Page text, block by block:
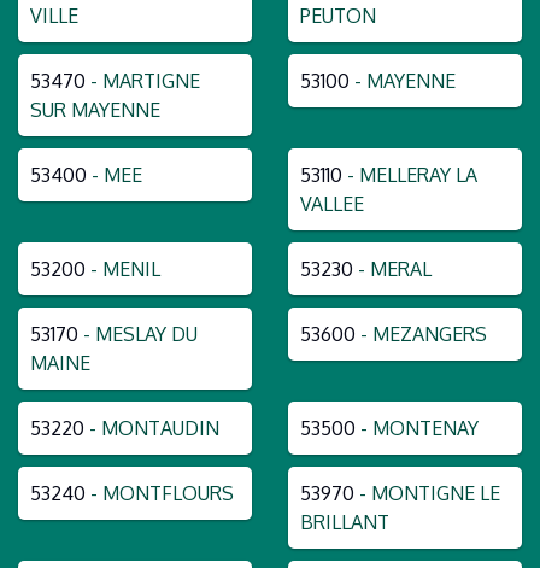
VILLE
PEUTON
53470 - MARTIGNE
SUR MAYENNE
53100 - MAYENNE
53400 - MEE 53110 - MELLERAY LA
VALLEE
53200 - MENIL 53230 - MERAL
53170 - MESLAY DU
MAINE
53600 - MEZANGERS
53220 - MONTAUDIN 53500 - MONTENAY
53240 - MONTFLOURS 53970 - MONTIGNE LE
BRILLANT